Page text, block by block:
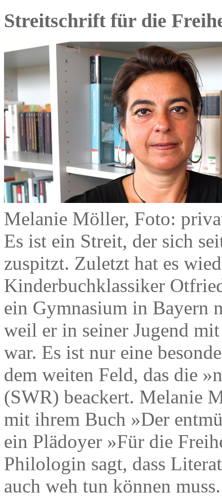
Streitschrift für die
Melanie Möller, Foto:
Es ist ein Streit, der sich
zuspitzt. Zuletzt hat es
Kinderbuchklassiker
ein Gymnasium in Bayern
weil er in seiner Jugend
war. Es ist nur eine
dem weiten Feld, das die
(SWR) beackert. Melanie
mit ihrem Buch »Der
ein Plädoyer »Für die
Philologin sagt, dass
auch weh tun können muss.